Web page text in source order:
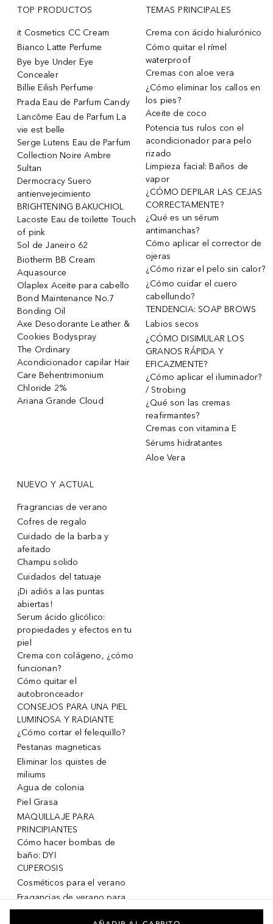
TOP PRODUCTOS
it Cosmetics CC Cream
Bianco Latte Perfume
Bye bye Under Eye
Concealer
Billie Eilish Perfume
Prada Eau de Parfum Candy
Lancôme Eau de Parfum La
vie est belle
Serge Lutens Eau de Parfum
Collection Noire Ambre
Sultan
Dermocracy Suero
antienvejecimiento
BRIGHTENING BAKUCHIOL
Lacoste Eau de toilette Touch
of pink
Sol de Janeiro 62
Biotherm BB Cream
Aquasource
Olaplex Aceite para cabello
Bond Maintenance No.7
Bonding Oil
Axe Desodorante Leather &
Cookies Bodyspray
The Ordinary
Acondicionador capilar Hair
Care Behentrimonium
Chloride 2%
Ariana Grande Cloud
TEMAS PRINCIPALES
Crema con ácido hialurónico
Cómo quitar el rímel
waterproof
Cremas con aloe vera
¿Cómo eliminar los callos en
los pies?
Aceite de coco
Potencia tus rulos con el
acondicionador para pelo
rizado
Limpieza facial: Baños de
vapor
¿CÓMO DEPILAR LAS CEJAS
CORRECTAMENTE?
¿Qué es un sérum
antimanchas?
Cómo aplicar el corrector de
ojeras
¿Cómo rizar el pelo sin calor?
¿Cómo cuidar el cuero
cabellundo?
TENDENCIA: SOAP BROWS
Labios secos
¿CÓMO DISIMULAR LOS
GRANOS RÁPIDA Y
EFICAZMENTE?
¿Cómo aplicar el iluminador?
/ Strobing
¿Qué son las cremas
reafirmantes?
Cremas con vitamina E
Sérums hidratantes
Aloe Vera
NUEVO Y ACTUAL
Fragrancias de verano
Cofres de regalo
Cuidado de la barba y
afeitado
Champu solido
Cuidados del tatuaje
¡Di adiós a las puntas
abiertas!
Serum ácido glicólico:
propiedades y efectos en tu
piel
Crema con colágeno, ¿cómo
funcionan?
Cómo quitar el
autobronceador
CONSEJOS PARA UNA PIEL
LUMINOSA Y RADIANTE
¿Cómo cortar el felequillo?
Pestanas magneticas
Eliminar los quistes de
miliums
Agua de colonia
Piel Grasa
MAQUILLAJE PARA
PRINCIPIANTES
Cómo hacer bombas de
baño: DYI
CUPEROSIS
Cosméticos para el verano
Fragancias de verano para
mujeres